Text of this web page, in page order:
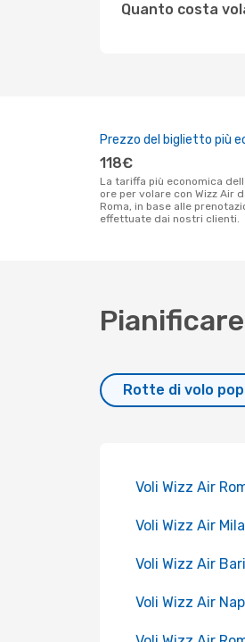
Quanto costa
Prezzo del biglietto più
118€
La tariffa più economica delle ultime 72
ore per volare con Wizz Air
Roma, in base alle
effettuate dai nostri clienti.
Rotte di volo
Voli Wizz Air
Voli Wizz Air
Voli Wizz Air
Voli Wizz Air